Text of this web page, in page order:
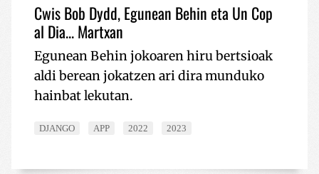
Cwis Bob Dydd, Egunean Behin eta Un Cop
al Dia... Martxan
Egunean Behin jokoaren hiru bertsioak
aldi berean jokatzen ari dira munduko
hainbat lekutan.
DJANGO APP 2022 2023